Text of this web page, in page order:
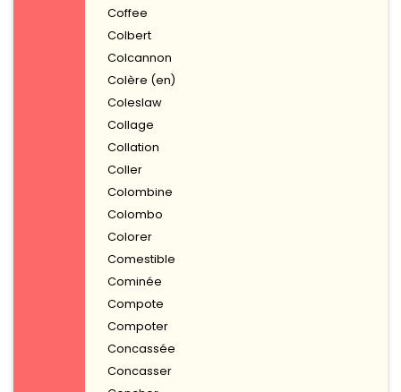
Coffee
Colbert
Colcannon
Colère (en)
Coleslaw
Collage
Collation
Coller
Colombine
Colombo
Colorer
Comestible
Cominée
Compote
Compoter
Concassée
Concasser